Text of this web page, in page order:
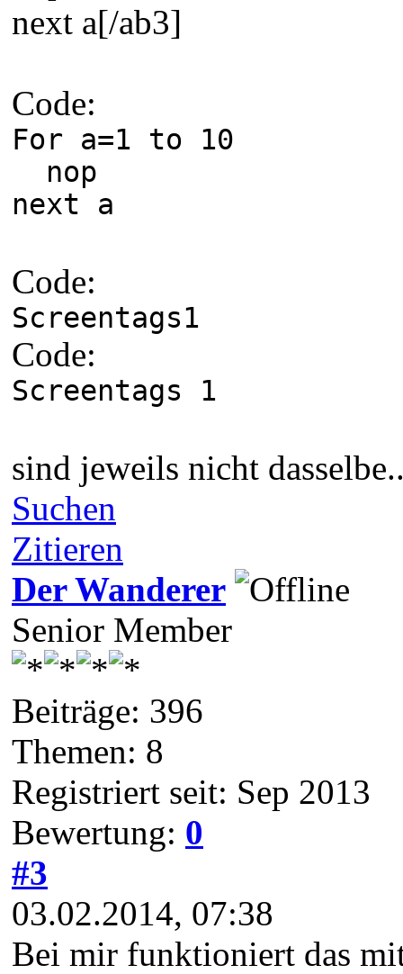
next a[/ab3]
Code:
For a=1 to 10
nop
next a
Code:
Screentags1
Code:
Screentags 1
sind jeweils nicht
Suchen
Zitieren
Der Wanderer
Senior Member
Beiträge: 396
Themen: 8
Registriert seit: Sep 2013
Bewertung: 0
#3
03.02.2014, 07:38
Bei mir funktioniert das